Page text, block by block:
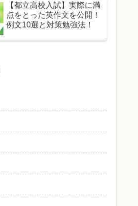
【都立高校入試】実際に満
点をとった英作文を公開！
例文10選と対策勉強法！